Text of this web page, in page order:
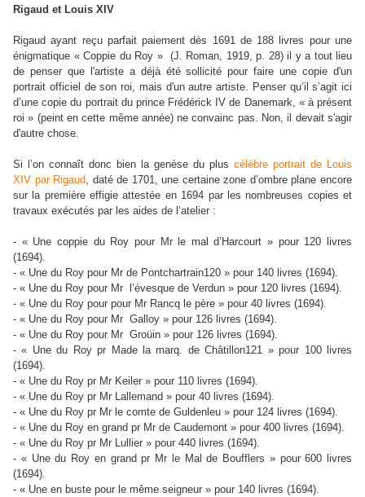
Rigaud et Louis XIV
Rigaud ayant reçu parfait paiement dès 1691 de 188 livres pour une
énigmatique « Coppie du Roy » (J. Roman, 1919, p. 28) il y a tout lieu
de penser que l'artiste a déjà été sollicité pour faire une copie d'un
portrait officiel de son roi, mais d'un autre artiste. Penser qu’il s’agit ici
d’une copie du portrait du prince Frédérick IV de Danemark, « à présent
roi » (peint en cette même année) ne convainc pas. Non, il devait s'agir
d'autre chose.
Si l’on connaît donc bien la genèse du plus célèbre portrait de Louis
XIV par Rigaud, daté de 1701, une certaine zone d’ombre plane encore
sur la première effigie attestée en 1694 par les nombreuses copies et
travaux exécutés par les aides de l’atelier :
- « Une coppie du Roy pour Mr le mal d’Harcourt » pour 120 livres
(1694).
- « Une du Roy pour Mr de Pontchartrain120 » pour 140 livres (1694).
- « Une du Roy pour Mr l’évesque de Verdun » pour 120 livres (1694).
- « Une du Roy pour pour Mr Rancq le père » pour 40 livres (1694).
- « Une du Roy pour Mr Galloy » pour 126 livres (1694).
- « Une du Roy pour Mr Groüin » pour 126 livres (1694).
- « Une du Roy pr Made la marq. de Châtillon121 » pour 100 livres
(1694).
- « Une du Roy pr Mr Keiler » pour 110 livres (1694).
- « Une du Roy pr Mr Lallemand » pour 40 livres (1694).
- « Une du Roy pr Mr le comte de Guldenleu » pour 124 livres (1694).
- « Une du Roy en grand pr Mr de Caudemont » pour 400 livres (1694).
- « Une du Roy pr Mr Lullier » pour 440 livres (1694).
- « Une du Roy en grand pr Mr le Mal de Boufflers » pour 600 livres
(1694).
- « Une en buste pour le même seigneur » pour 140 livres (1694).